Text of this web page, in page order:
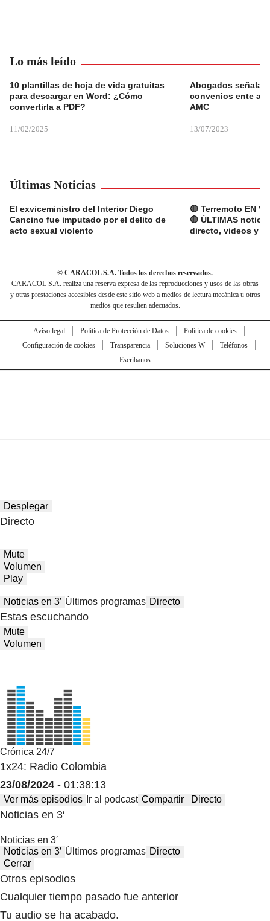
Lo más leído
10 plantillas de hoja de vida gratuitas
para descargar en Word: ¿Cómo
convertirla a PDF?
11/02/2025
Abogados
convenios ente
AMC
13/07/2023
Últimas Noticias
El exviceministro del Interior Diego
Cancino fue imputado por el delito de
acto sexual violento
🔴 Terremoto EN
🔴 ÚLTIMAS
directo, videos y
© CARACOL S.A. Todos los derechos reservados.
CARACOL S.A. realiza una reserva expresa de las reproducciones y usos de las obras
y otras prestaciones accesibles desde este sitio web a medios de lectura mecánica u otros
medios que resulten adecuados.
Aviso legal Política de Protección de Datos
Política de cookies
Configuración de cookies
Transparencia Soluciones W
Teléfonos
Escríbanos
Desplegar
Directo
Mute
Volumen
Play
Noticias en 3′ Últimos programas Directo
Estas escuchando
Mute
Volumen
Crónica 24/7
1x24: Radio Colombia
23/08/2024 - 01:38:13
Ver más episodios Ir al podcast Compartir Directo
Noticias en 3′
Noticias en 3′
Noticias en 3′ Últimos programas Directo
Cerrar
Otros episodios
Cualquier tiempo pasado fue anterior
Tu audio se ha acabado.